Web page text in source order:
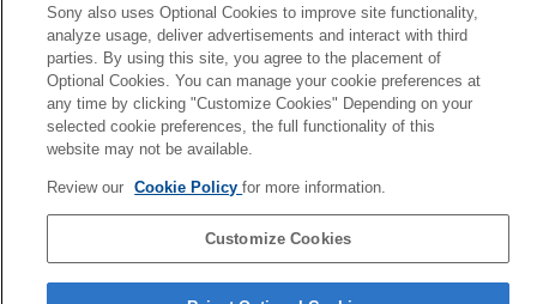
イブモード限定
次へ
連続撮影の
言語選択ページへ
Sony also uses Optional Cookies to improve site functionality,
analyze usage, deliver advertisements and interact with third
parties. By using this site, you agree to the placement of
Optional Cookies. You can manage your cookie preferences at
any time by clicking "Customize Cookies" Depending on your
selected cookie preferences, the full functionality of this
website may not be available.
Review our Cookie Policyfor more information.
Customize Cookies